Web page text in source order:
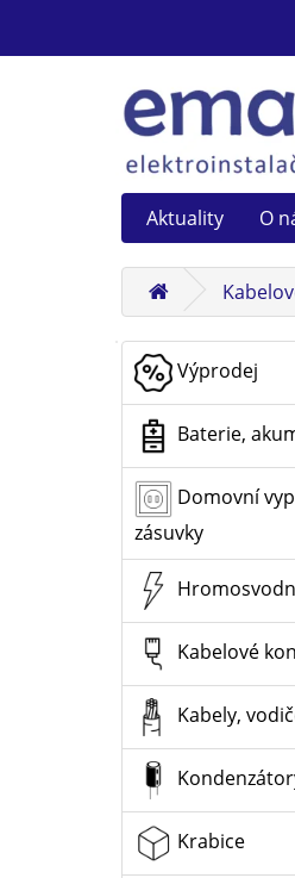
Aktuality O
Výprodej
Baterie,
Domovní
zásuvky
Kabelové
Kabely,
Krabice